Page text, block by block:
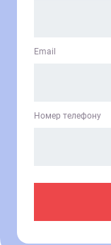
Email
Номер телефону